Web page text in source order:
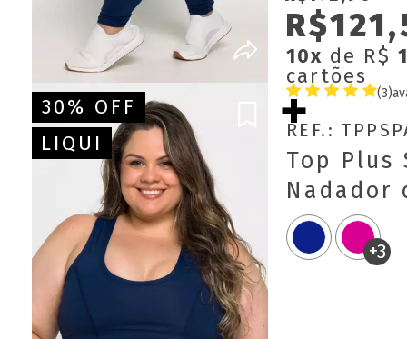
10x de R$
cartões
30% OFF
LIQUI
(3)
REF.:
+3
Top Plus
Nadador